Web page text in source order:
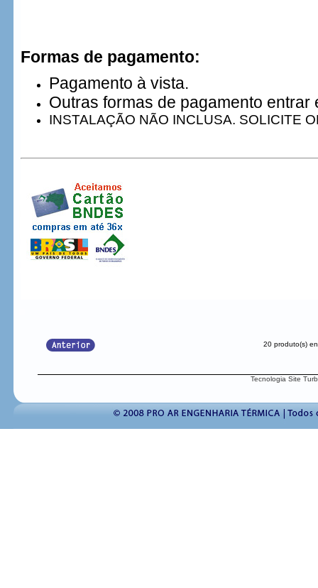
Formas de pagamento:
Pagamento à vista.
Outras formas de pagamento entrar
INSTALAÇÃO NÃO INCLUSA. SOLICITE
20 produto(s)
Tecnologia Site